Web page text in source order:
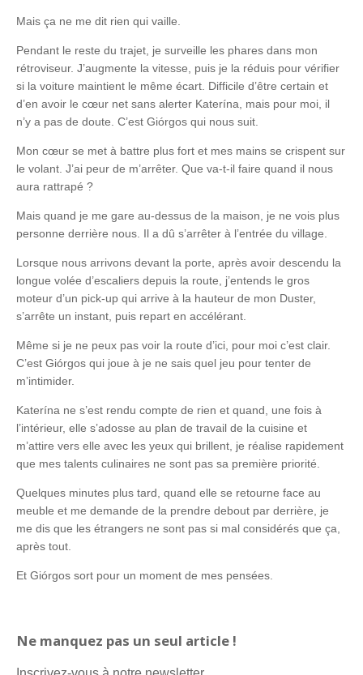
Mais ça ne me dit rien qui vaille.
Pendant le reste du trajet, je surveille les phares dans mon
rétroviseur. J’augmente la vitesse, puis je la réduis pour vérifier
si la voiture maintient le même écart. Difficile d’être certain et
d’en avoir le cœur net sans alerter Katerína, mais pour moi, il
n’y a pas de doute. C’est Giórgos qui nous suit.
Mon cœur se met à battre plus fort et mes mains se crispent sur
le volant. J’ai peur de m’arrêter. Que va-t-il faire quand il nous
aura rattrapé ?
Mais quand je me gare au-dessus de la maison, je ne vois plus
personne derrière nous. Il a dû s’arrêter à l’entrée du village.
Lorsque nous arrivons devant la porte, après avoir descendu la
longue volée d’escaliers depuis la route, j’entends le gros
moteur d’un pick-up qui arrive à la hauteur de mon Duster,
s’arrête un instant, puis repart en accélérant.
Même si je ne peux pas voir la route d’ici, pour moi c’est clair.
C’est Giórgos qui joue à je ne sais quel jeu pour tenter de
m’intimider.
Katerína ne s’est rendu compte de rien et quand, une fois à
l’intérieur, elle s’adosse au plan de travail de la cuisine et
m’attire vers elle avec les yeux qui brillent, je réalise rapidement
que mes talents culinaires ne sont pas sa première priorité.
Quelques minutes plus tard, quand elle se retourne face au
meuble et me demande de la prendre debout par derrière, je
me dis que les étrangers ne sont pas si mal considérés que ça,
après tout.
Et Giórgos sort pour un moment de mes pensées.
Ne manquez pas un seul article !